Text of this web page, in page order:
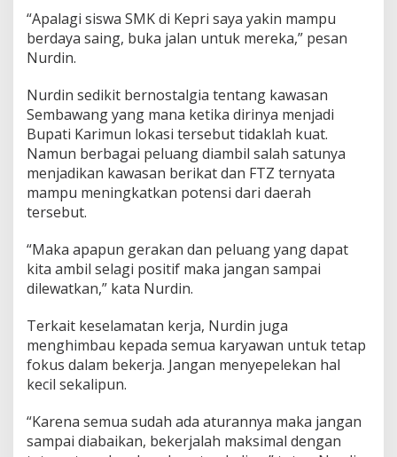
l
i
“Apalagi siswa SMK di Kepri saya yakin mampu
berdaya saing, buka jalan untuk mereka,” pesan
Nurdin.
Nurdin sedikit bernostalgia tentang kawasan
Sembawang yang mana ketika dirinya menjadi
Bupati Karimun lokasi tersebut tidaklah kuat.
Namun berbagai peluang diambil salah satunya
menjadikan kawasan berikat dan FTZ ternyata
mampu meningkatkan potensi dari daerah
tersebut.
“Maka apapun gerakan dan peluang yang dapat
kita ambil selagi positif maka jangan sampai
dilewatkan,” kata Nurdin.
Terkait keselamatan kerja, Nurdin juga
menghimbau kepada semua karyawan untuk tetap
fokus dalam bekerja. Jangan menyepelekan hal
kecil sekalipun.
“Karena semua sudah ada aturannya maka jangan
sampai diabaikan, bekerjalah maksimal dengan